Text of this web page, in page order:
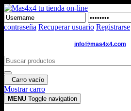
contraseña Recuperar usuario Registrarse
info@mas4x4.com
Carro vacío
Mostrar carro
MENU Toggle navigation